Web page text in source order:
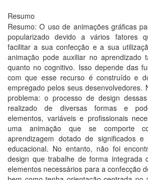
Resumo
Resumo: O uso de animações gráficas
popularizado devido a vários fatores
facilitar a sua confecção e a sua
animação pode auxiliar no aprendizado
quanto no cognitivo. Isso depende das
com que esse recurso é construído e
empregado pelos seus desenvolvedores.
problema: o processo de design
realizado de diversas formas e
elementos, variáveis e profissionais
uma animação que se comporte
aprendizagem dotado de significados
educacional. No entanto, não foi
design que trabalhe de forma integrada
elementos necessários para a confecção